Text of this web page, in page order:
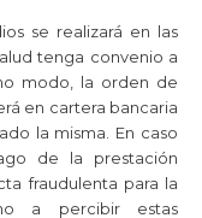
se realizará en las
tenga convenio a
modo, la orden de
en cartera bancaria
la misma. En caso
de la prestación
fraudulenta para la
a percibir estas